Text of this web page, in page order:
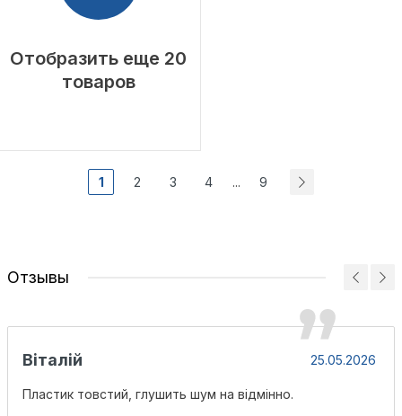
Отобразить еще 20
товаров
1 2 3 4 ... 9
Отзывы
Віталій 25.05.2026
Пластик товстий, глушить шум на відмінно.